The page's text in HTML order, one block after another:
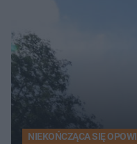
NIEKOŃCZĄCA SIĘ